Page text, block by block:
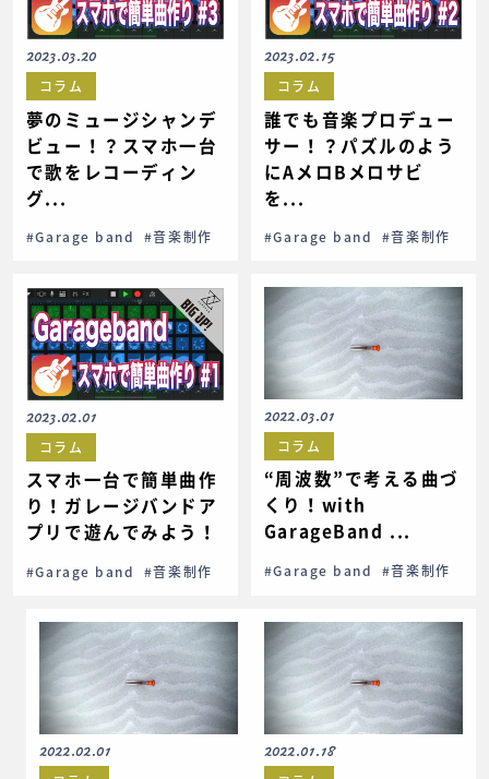
2023.03.20
コラム
夢のミュージシャンデ
ビュー！？スマホ一台
で歌をレコーディン
グ...
#Garage band #音楽制作
2023.02.15
コラム
誰でも音楽プロデュー
サー！？パズルのよう
にAメロBメロサビ
を...
#Garage band #音楽制作
2023.02.01
コラム
スマホ一台で簡単曲作
り！ガレージバンドア
プリで遊んでみよう！
#Garage band #音楽制作
2022.03.01
コラム
“周波数”で考える曲づ
くり！with
GarageBand ...
#Garage band #音楽制作
2022.02.01 2022.01.18